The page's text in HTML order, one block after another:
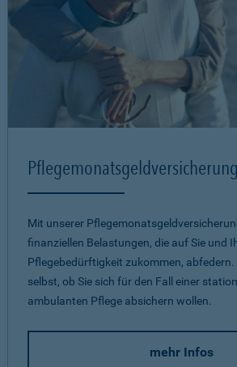
Pflegemonatsgeld­versicherung
Mit unserer
finanziellen Belastungen, die auf Sie und
Pflegebedürftigkeit zukommen, abfedern.
selbst, ob Sie sich für den Fall einer
ambulanten Pflege absichern wollen.
mehr Infos